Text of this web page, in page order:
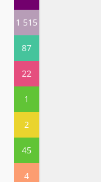
1 515
87
22
1
2
45
4